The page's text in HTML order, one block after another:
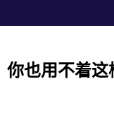
你也用不着这